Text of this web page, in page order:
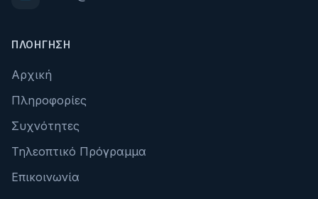
ΠΛΟΉΓΗΣΗ
Αρχική
Πληροφορίες
Συχνότητες
Τηλεοπτικό Πρόγραμμα
Επικοινωνία